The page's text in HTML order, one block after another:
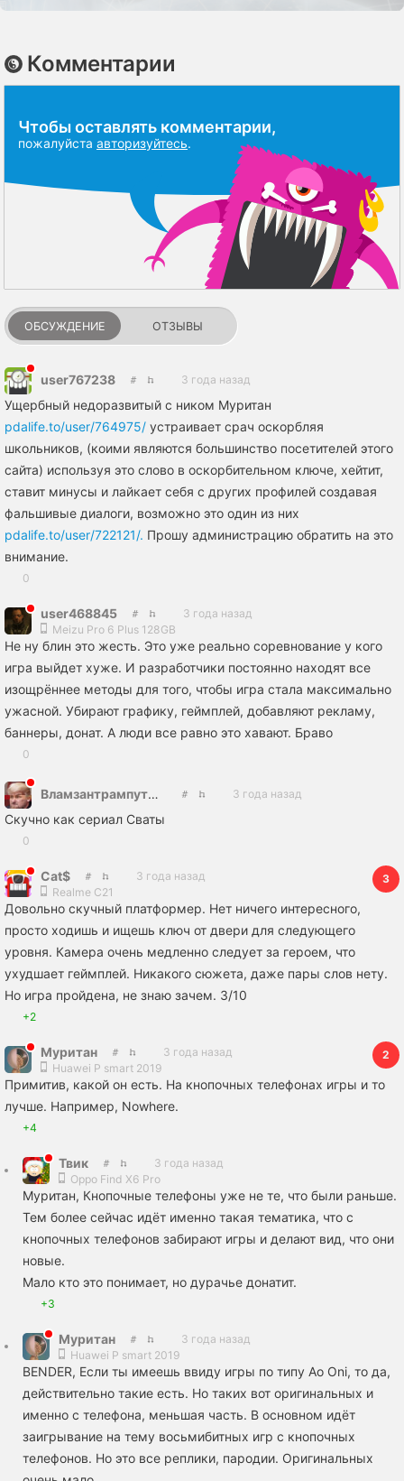
Комментарии
Чтобы оставлять комментарии,
пожалуйста авторизуйтесь.
ОБСУЖДЕНИЕ ОТЗЫВЫ
usеr767238 3 года назад
Ущербный недоразвитый с ником Муритан
pdalife.to/user/764975/ устраивает срач оскорбляя
школьников, (коими являются большинство посетителей этого
сайта) используя это слово в оскорбительном ключе, хейтит,
ставит минусы и лайкает себя с других профилей создавая
фальшивые диалоги, возможно это один из них
pdalife.to/user/722121/. Прошу aдминистрацию обратить на это
внимание.
0
user468845
3 года назад
Meizu Pro 6 Plus 128GB
Не ну блин это жесть. Это уже реально соревнование у кого
игра выйдет хуже. И разработчики постоянно находят все
изощрённее методы для того, чтобы игра стала максимально
ужасной. Убирают графику, геймплей, добавляют рекламу,
баннеры, донат. А люди все равно это хавают. Браво
0
Вламзантрампутыров 3 года назад
Скучно как сериал Сваты
0
Cat$
3 года назад
Realme C21
3
Довольно скучный платформер. Нет ничего интересного,
просто ходишь и ищешь ключ от двери для следующего
уровня. Камера очень медленно следует за героем, что
ухудшает геймплей. Никакого сюжета, даже пары слов нету.
Но игра пройдена, не знаю зачем. 3/10
+2
Муритан
3 года назад
Huawei P smart 2019
2
Примитив, какой он есть. На кнопочных телефонах игры и то
лучше. Например, Nowhere.
+4
Твик
3 года назад
Oppo Find X6 Pro
Муритан, Кнопочные телефоны уже не те, что были раньше.
Тем более сейчас идёт именно такая тематика, что с
кнопочных телефонов забирают игры и делают вид, что они
новые.
Мало кто это понимает, но дурачье донатит.
+3
Муритан
3 года назад
Huawei P smart 2019
BENDЕR, Если ты имеешь ввиду игры по типу Ao Oni, то да,
действительно такие есть. Но таких вот оригинальных и
именно с телефона, меньшая часть. В основном идёт
заигрывание на тему восьмибитных игр с кнопочных
телефонов. Но это все реплики, пародии. Оригинальных